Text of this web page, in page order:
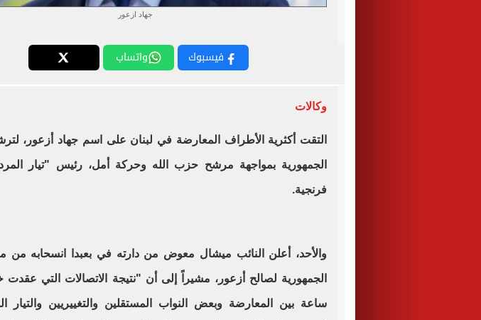
جهاد ازعور
فيسبوك واتساب
وكالات
التقت أكثرية الأطراف المعارضة في لبنان على اسم جهاد أزعور،
الجمهورية بمواجهة مرشح حزب الله وحركة أمل، رئيس "تيار
فرنجية.
والأحد، أعلن النائب ميشال معوض من دارته في بعبدا انسحابه من
ساعة بين المعارضة وبعض النواب المستقلين والتغييريين والتيار